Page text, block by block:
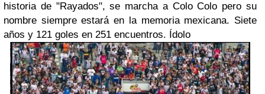
historia de "Rayados", se marcha a Colo Colo pero su
nombre siempre estará en la memoria mexicana. Siete
años y 121 goles en 251 encuentros. Ídolo